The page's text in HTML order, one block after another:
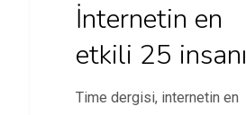
İnternetin en
etkili 25 insanı
Time dergisi, internetin en